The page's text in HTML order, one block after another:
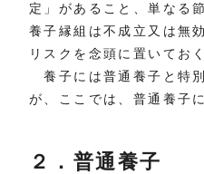
定」があること、単なる
養子縁組は不成立又は無
リスクを念頭に置いてお
養子には普通養子と特
が、ここでは、普通養子
２．普通養子